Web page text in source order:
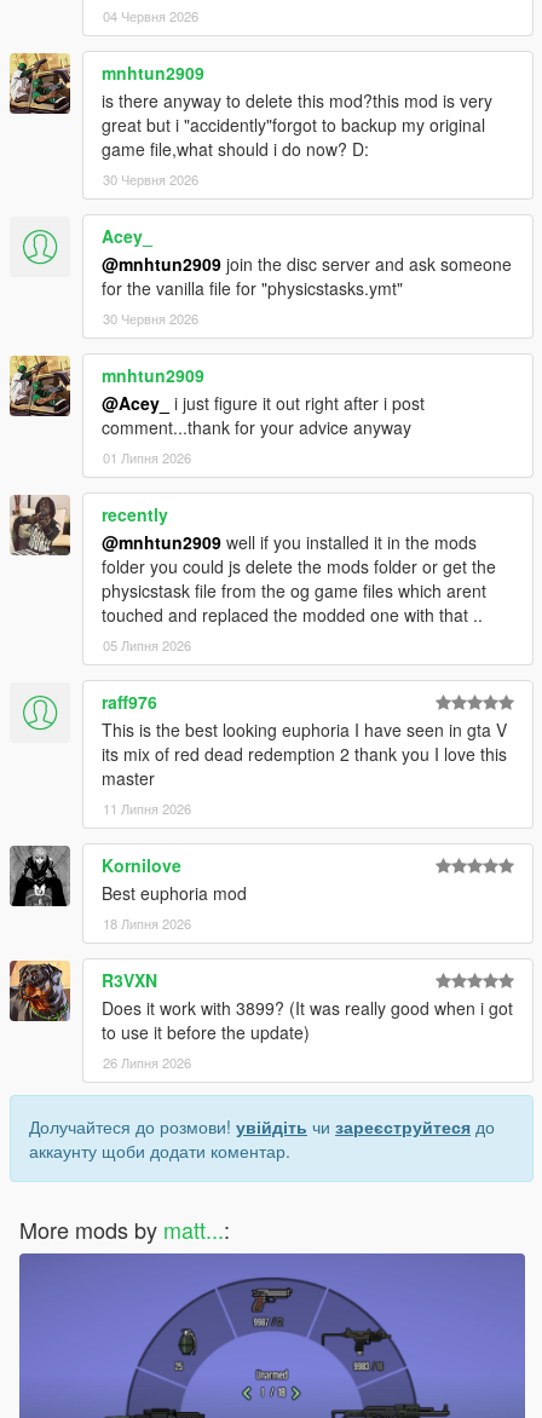
04 Червня 2026
mnhtun2909
is there anyway to delete this mod?this mod is very
great but i "accidently"forgot to backup my original
game file,what should i do now? D:
30 Червня 2026
Acey_
@mnhtun2909 join the disc server and ask someone
for the vanilla file for "physicstasks.ymt"
30 Червня 2026
mnhtun2909
@Acey_ i just figure it out right after i post
comment...thank for your advice anyway
01 Липня 2026
recently
@mnhtun2909 well if you installed it in the mods
folder you could js delete the mods folder or get the
physicstask file from the og game files which arent
touched and replaced the modded one with that ..
05 Липня 2026
raff976
This is the best looking euphoria I have seen in gta V
its mix of red dead redemption 2 thank you I love this
master
11 Липня 2026
Kornilove
Best euphoria mod
18 Липня 2026
R3VXN
Does it work with 3899? (It was really good when i got
to use it before the update)
26 Липня 2026
Долучайтеся до розмови! увійдіть чи зареєструйтеся до
аккаунту щоби додати коментар.
More mods by matt...: